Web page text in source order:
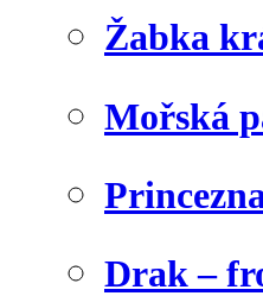
Žabka
Mořská
Drak –